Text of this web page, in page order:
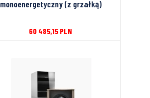
monoenergetyczny (z grzałką)
60 485,15 PLN